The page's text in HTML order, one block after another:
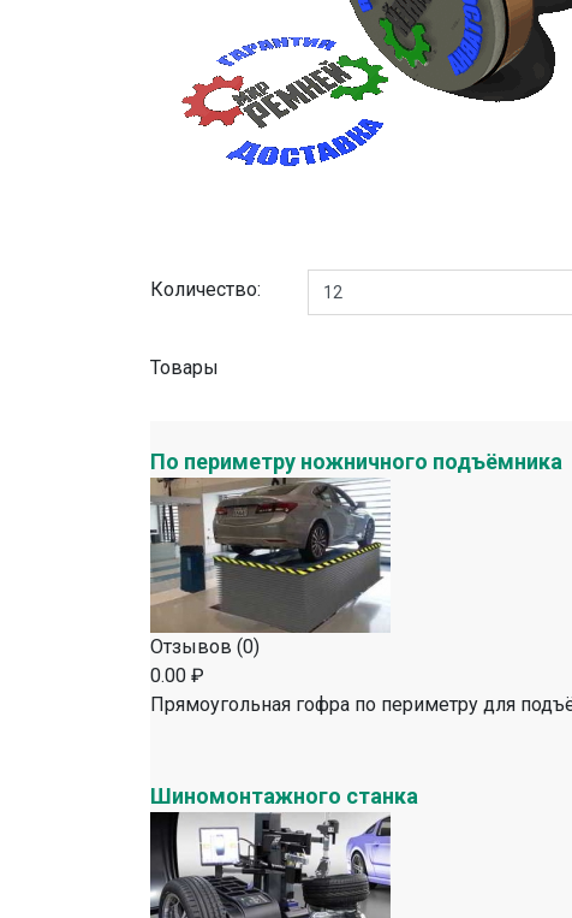
Количество:
Товары
По периметру ножничного подъёмника
Отзывов (0)
0.00 ₽
Прямоугольная гофра по периметру для
Шиномонтажного станка